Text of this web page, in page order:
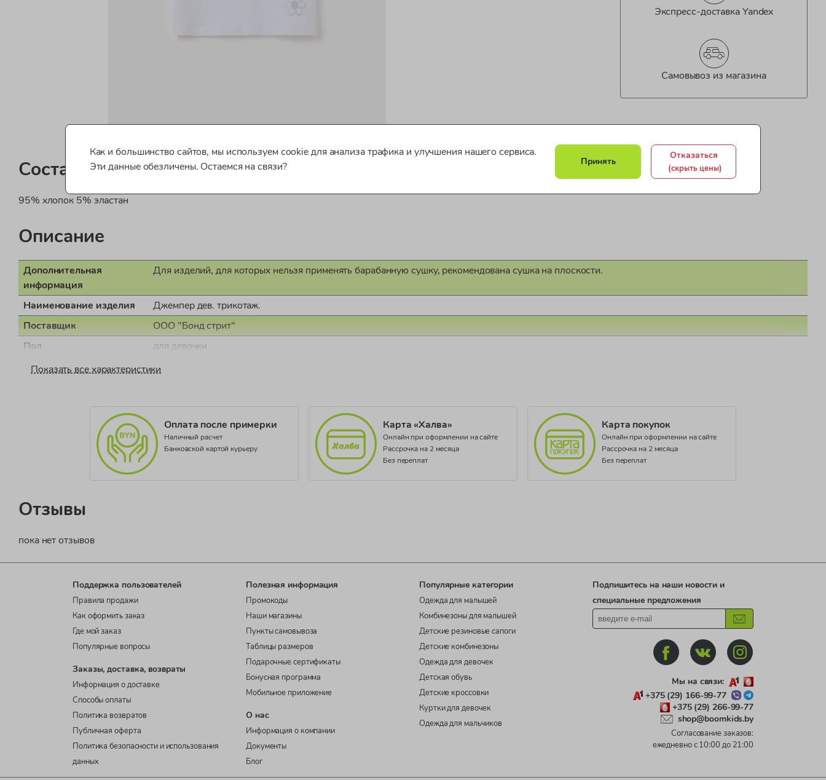
Экспресс-доставка Yandex
Самовывоз из магазина
Состав
95% хлопок 5% эластан
Описание
Дополнительная
информация
Для изделий, для которых нельзя применять барабанную сушку, рекомендована сушка на плоскости.
Наименование изделия
Джемпер дев. трикотаж.
Поставщик
ООО "Бонд стрит"
Пол
для девочки
Страна производства
Бангладеш
CORE COLLECTION_PR523 PE03
Показать все характеристики
Оплата после примерки
Наличный расчет
Банковской картой курьеру
Карта «Халва»
Онлайн при оформлении на сайте
Рассрочка на 2 месяца
Без переплат
Карта покупок
Онлайн при оформлении на сайте
Рассрочка на 2 месяца
Без переплат
Отзывы
пока нет отзывов
Поддержка пользователей
Правила продажи
Как оформить заказ
Где мой заказ
Популярные вопросы
Заказы, доставка, возвраты
Информация о доставке
Способы оплаты
Политика возвратов
Публичная оферта
Политика безопасности и использования
данных
Полезная информация
Промокоды
Наши магазины
Пункты самовывоза
Таблицы размеров
Подарочные сертификаты
Бонусная программа
Мобильное приложение
О нас
Информация о компании
Документы
Блог
Популярные категории
Одежда для малышей
Комбинезоны для малышей
Детские резиновые сапоги
Детские комбинезоны
Одежда для девочек
Детская обувь
Детские кроссовки
Куртки для девочек
Одежда для мальчиков
Подпишитесь на наши новости и
специальные предложения
Мы на связи:
+375 (29) 166-99-77
+375 (29) 266-99-77
shop@boomkids.by
Согласование заказов:
ежедневно с 10:00 до 21:00
Как и большинство сайтов, мы используем cookie для анализа трафика и улучшения нашего сервиса.
Эти данные обезличены. Остаемся на связи?
Принять
Отказаться
(скрыть цены)